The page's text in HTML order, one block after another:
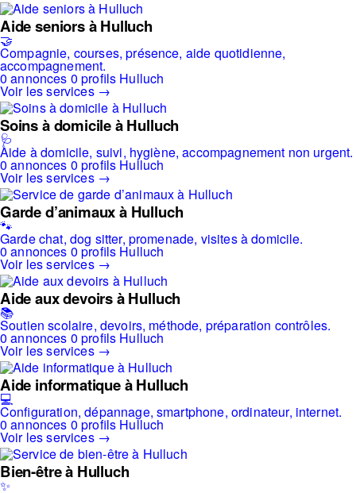
Aide seniors à Hulluch
🤝
Compagnie, courses, présence, aide quotidienne,
accompagnement.
0 annonces 0 profils Hulluch
Voir les services →
Soins à domicile à Hulluch
🩺
Aide à domicile, suivi, hygiène, accompagnement non urgent.
0 annonces 0 profils Hulluch
Voir les services →
Garde d’animaux à Hulluch
🐾
Garde chat, dog sitter, promenade, visites à domicile.
0 annonces 0 profils Hulluch
Voir les services →
Aide aux devoirs à Hulluch
📚
Soutien scolaire, devoirs, méthode, préparation contrôles.
0 annonces 0 profils Hulluch
Voir les services →
Aide informatique à Hulluch
💻
Configuration, dépannage, smartphone, ordinateur, internet.
0 annonces 0 profils Hulluch
Voir les services →
Bien-être à Hulluch
✨